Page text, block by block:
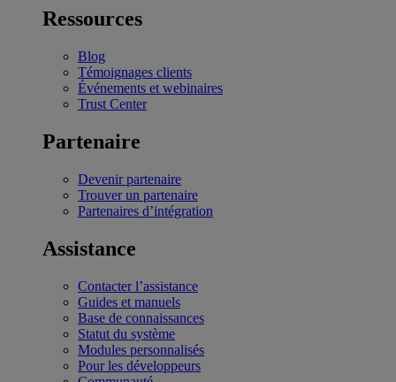
Ressources
Blog
Témoignages clients
Événements et webinaires
Trust Center
Partenaire
Devenir partenaire
Trouver un partenaire
Partenaires d’intégration
Assistance
Contacter l’assistance
Guides et manuels
Base de connaissances
Statut du système
Modules personnalisés
Pour les développeurs